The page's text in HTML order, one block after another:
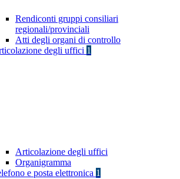
Rendiconti gruppi consiliari
regionali/provinciali
Atti degli organi di controllo
degli uffici 1
Articolazione degli uffici
Organigramma
e posta elettronica 1